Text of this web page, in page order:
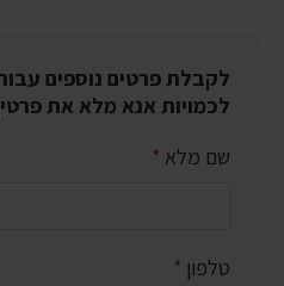
לקבלת פרטים נוספים
לכמויות אנא מלא את
שם מלא *
טלפון *